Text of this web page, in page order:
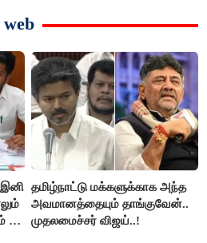
இனி
-
தமிழ்நாட்டு மக்களுக்காக அந்த
அவமானத்தையும் தாங்குவேன்..
முதலமைச்சர் விஜய்..!